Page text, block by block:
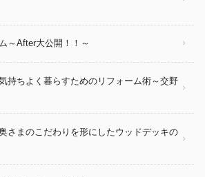
～After大公開！！～
持ちよく暮らすためのリフォーム術～交野
さまのこだわりを形にしたウッドデッキの